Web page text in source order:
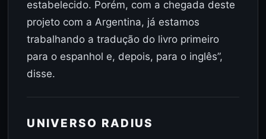
estabelecido. Porém, com a chegada deste
projeto com a Argentina, já estamos
trabalhando a tradução do livro primeiro
para o espanhol e, depois, para o inglês”,
disse.
UNIVERSO RADIUS